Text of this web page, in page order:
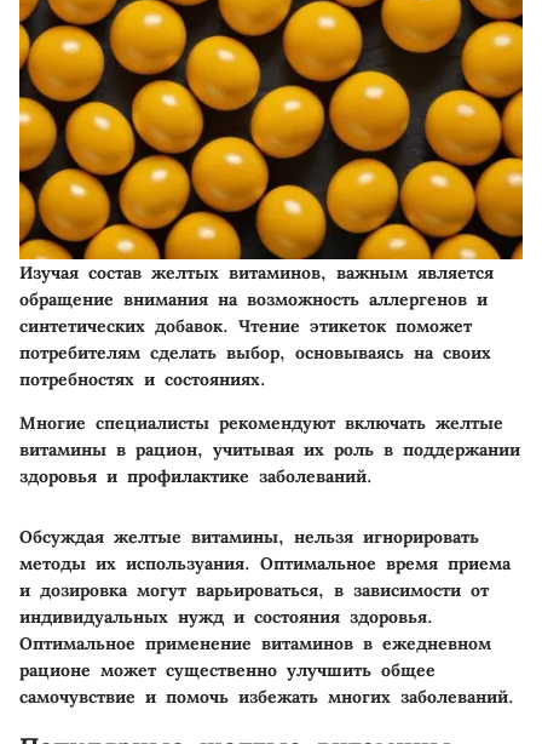
Изучая состав желтых витаминов, важным является
обращение внимания на возможность аллергенов и
синтетических добавок. Чтение этикеток поможет
потребителям сделать выбор, основываясь на своих
потребностях и состояниях.
Многие специалисты рекомендуют включать желтые
витамины в рацион, учитывая их роль в поддержании
здоровья и профилактике заболеваний.
Обсуждая желтые витамины, нельзя игнорировать
методы их используания. Оптимальное время приема
и дозировка могут варьироваться, в зависимости от
индивидуальных нужд и состояния здоровья.
Оптимальное применение витаминов в ежедневном
рационе может существенно улучшить общее
самочувствие и помочь избежать многих заболеваний.